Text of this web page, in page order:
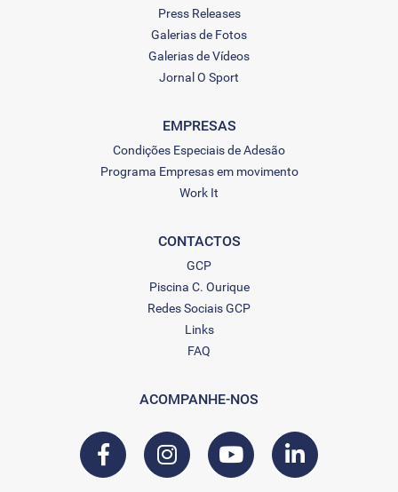
Press Releases
Galerias de Fotos
Galerias de Vídeos
Jornal O Sport
EMPRESAS
Condições Especiais de Adesão
Programa Empresas em movimento
Work It
CONTACTOS
GCP
Piscina C. Ourique
Redes Sociais GCP
Links
FAQ
ACOMPANHE-NOS